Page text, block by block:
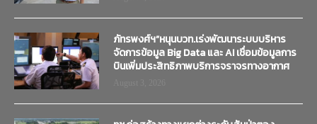
ภัทรพงศ์ฯ”หนุนบวท.เร่งพัฒนาระบบบริหาร
จัดการข้อมูล Big Data และ AI เชื่อมข้อมูลการ
บินเพิ่มประสิทธิภาพบริการจราจรทางอากาศ